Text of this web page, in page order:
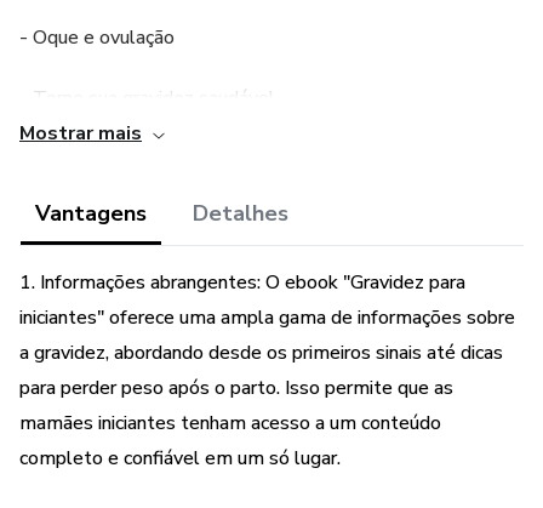
- Oque e ovulação
- Torne sua gravidez saudável
- Primeiros sinais de gravidez
Mostrar mais
Vantagens Detalhes
1. Informações abrangentes: O ebook "Gravidez para
iniciantes" oferece uma ampla gama de informações sobre
a gravidez, abordando desde os primeiros sinais até dicas
para perder peso após o parto. Isso permite que as
mamães iniciantes tenham acesso a um conteúdo
completo e confiável em um só lugar.